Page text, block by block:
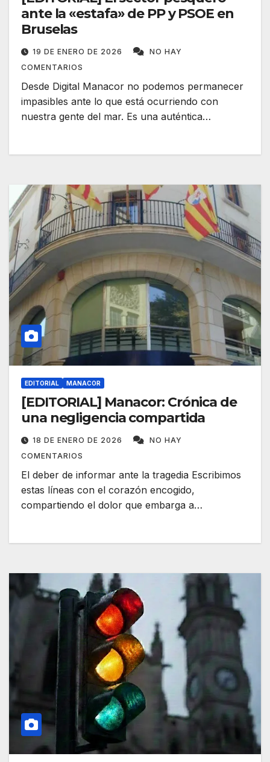
ante la «estafa» de PP y PSOE en
Bruselas
19 DE ENERO DE 2026
NO HAY
COMENTARIOS
Desde Digital Manacor no podemos permanecer
impasibles ante lo que está ocurriendo con
nuestra gente del mar. Es una auténtica…
EDITORIAL MANACOR
[EDITORIAL] Manacor: Crónica de
una negligencia compartida
18 DE ENERO DE 2026
NO HAY
COMENTARIOS
El deber de informar ante la tragedia Escribimos
estas líneas con el corazón encogido,
compartiendo el dolor que embarga a…